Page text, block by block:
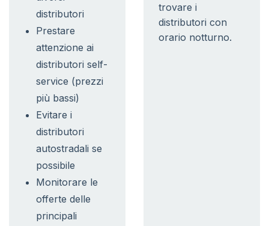
distributori
Prestare
attenzione ai
distributori self-
service (prezzi
più bassi)
Evitare i
distributori
autostradali se
possibile
Monitorare le
offerte delle
principali
trovare i
distributori con
orario notturno.